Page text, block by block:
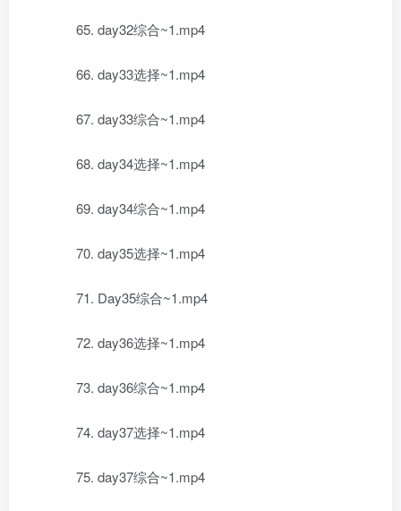
65. day32综合~1.mp4
66. day33选择~1.mp4
67. day33综合~1.mp4
68. day34选择~1.mp4
69. day34综合~1.mp4
70. day35选择~1.mp4
71. Day35综合~1.mp4
72. day36选择~1.mp4
73. day36综合~1.mp4
74. day37选择~1.mp4
75. day37综合~1.mp4